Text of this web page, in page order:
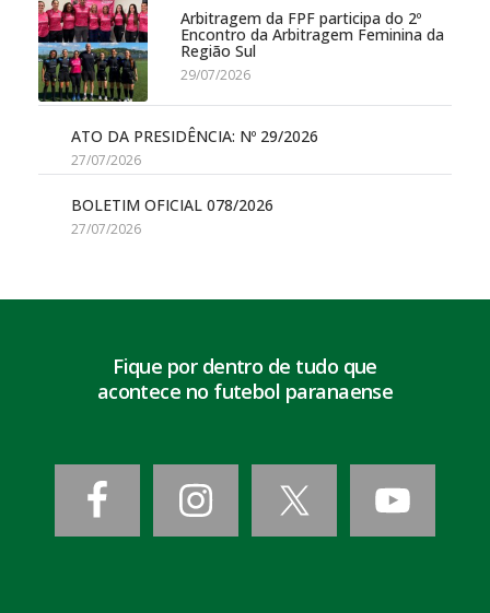
Arbitragem da FPF participa do 2º
Encontro da Arbitragem Feminina da
Região Sul
29/07/2026
ATO DA PRESIDÊNCIA: Nº 29/2026
27/07/2026
BOLETIM OFICIAL 078/2026
27/07/2026
Fique por dentro de tudo que
acontece no futebol paranaense